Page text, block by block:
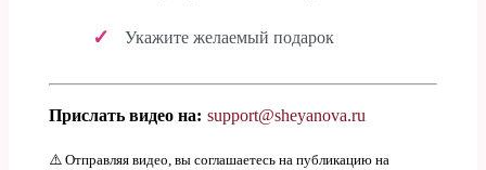
Укажите желаемый подарок
Прислать видео на: support@sheyanova.ru
⚠️ Отправляя видео, вы соглашаетесь на публикацию на